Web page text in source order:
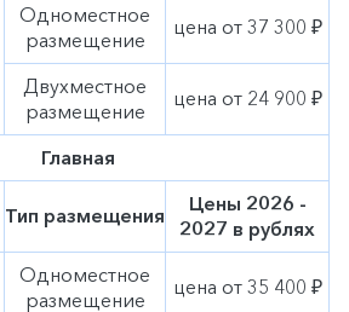
Одноместное
размещение
цена от 37 300 ₽
Двухместное
размещение
цена от 24 900 ₽
Главная
Тип размещения
Цены 2026 -
2027 в рублях
Одноместное
размещение
цена от 35 400 ₽